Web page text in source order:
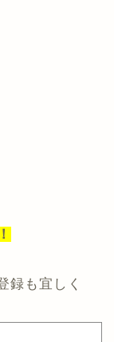
録も宜しく